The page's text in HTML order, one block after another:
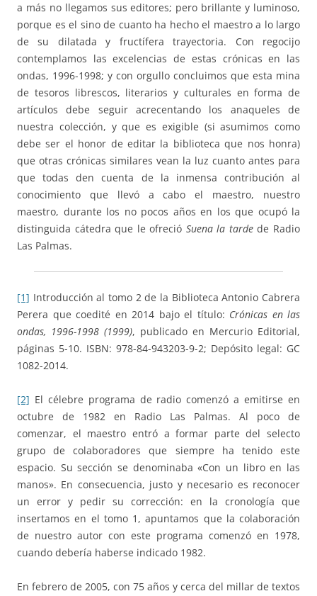
a más no llegamos sus editores; pero brillante y luminoso,
porque es el sino de cuanto ha hecho el maestro a lo largo
de su dilatada y fructífera trayectoria. Con regocijo
contemplamos las excelencias de estas crónicas en las
ondas, 1996-1998; y con orgullo concluimos que esta mina
de tesoros librescos, literarios y culturales en forma de
artículos debe seguir acrecentando los anaqueles de
nuestra colección, y que es exigible (si asumimos como
debe ser el honor de editar la biblioteca que nos honra)
que otras crónicas similares vean la luz cuanto antes para
que todas den cuenta de la inmensa contribución al
conocimiento que llevó a cabo el maestro, nuestro
maestro, durante los no pocos años en los que ocupó la
distinguida cátedra que le ofreció Suena la tardede Radio
Las Palmas.
[1] Introducción al tomo 2 de la Biblioteca Antonio Cabrera
Perera que coedité en 2014 bajo el título: Crónicas en las
ondas, 1996-1998 (1999), publicado en Mercurio Editorial,
páginas 5-10. ISBN: 978-84-943203-9-2; Depósito legal: GC
1082-2014.
[2] El célebre programa de radio comenzó a emitirse en
octubre de 1982 en Radio Las Palmas. Al poco de
comenzar, el maestro entró a formar parte del selecto
grupo de colaboradores que siempre ha tenido este
espacio. Su sección se denominaba «Con un libro en las
manos». En consecuencia, justo y necesario es reconocer
un error y pedir su corrección: en la cronología que
insertamos en el tomo 1, apuntamos que la colaboración
de nuestro autor con este programa comenzó en 1978,
cuando debería haberse indicado 1982.
En febrero de 2005, con 75 años y cerca del millar de textos